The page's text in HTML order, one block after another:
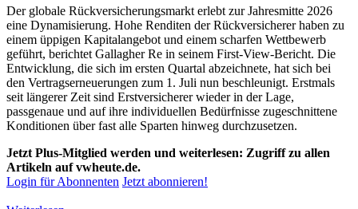
Der globale Rückversicherungsmarkt erlebt zur Jahresmitte 2026
eine Dynamisierung. Hohe Renditen der Rückversicherer haben zu
einem üppigen Kapitalangebot und einem scharfen Wettbewerb
geführt, berichtet Gallagher Re in seinem First-View-Bericht. Die
Entwicklung, die sich im ersten Quartal abzeichnete, hat sich bei
den Vertragserneuerungen zum 1. Juli nun beschleunigt. Erstmals
seit längerer Zeit sind Erstversicherer wieder in der Lage,
passgenaue und auf ihre individuellen Bedürfnisse zugeschnittene
Konditionen über fast alle Sparten hinweg durchzusetzen.
Jetzt Plus-Mitglied werden und weiterlesen: Zugriff zu allen
Artikeln auf vwheute.de.
Login für Abonnenten Jetzt abonnieren!